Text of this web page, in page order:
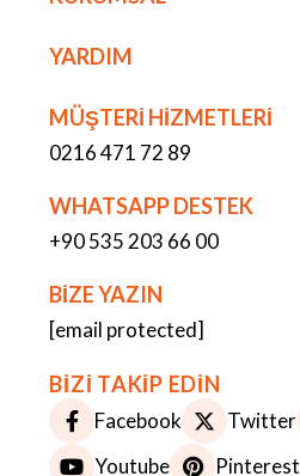
YARDIM
MÜŞTERİ HİZMETLERİ
0216 471 72 89
WHATSAPP DESTEK
+90 535 203 66 00
BİZE YAZIN
[email protected]
BİZİ TAKİP EDİN
Facebook Twitter
Youtube
Pinterest